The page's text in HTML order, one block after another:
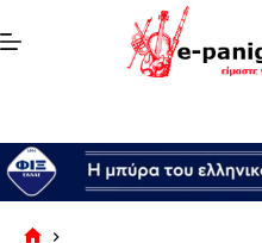
στο
περιεχόμενο